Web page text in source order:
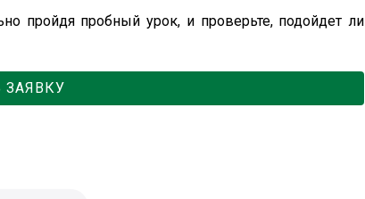
пройдя пробный урок, и проверьте, подойдет ли
ЗАЯВКУ